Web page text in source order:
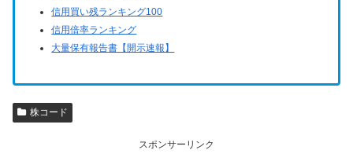
信用買い残ランキング100
信用倍率ランキング
大量保有報告書【開示速報】
株コード
スポンサーリンク